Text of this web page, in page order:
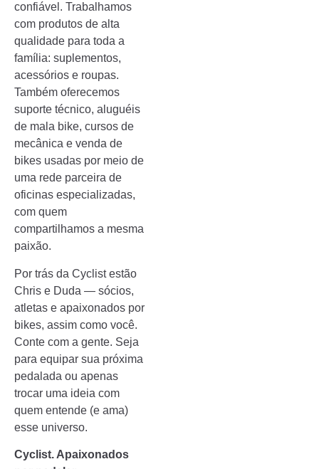
confiável. Trabalhamos
com produtos de alta
qualidade para toda a
família: suplementos,
acessórios e roupas.
Também oferecemos
suporte técnico, aluguéis
de mala bike, cursos de
mecânica e venda de
bikes usadas por meio de
uma rede parceira de
oficinas especializadas,
com quem
compartilhamos a mesma
paixão.
Por trás da Cyclist estão
Chris e Duda — sócios,
atletas e apaixonados por
bikes, assim como você.
Conte com a gente. Seja
para equipar sua próxima
pedalada ou apenas
trocar uma ideia com
quem entende (e ama)
esse universo.
Cyclist. Apaixonados